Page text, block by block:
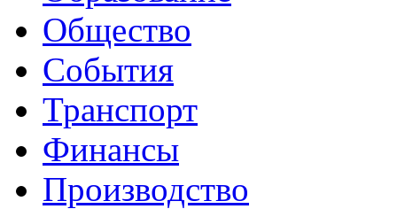
Общество
События
Транспорт
Финансы
Производство